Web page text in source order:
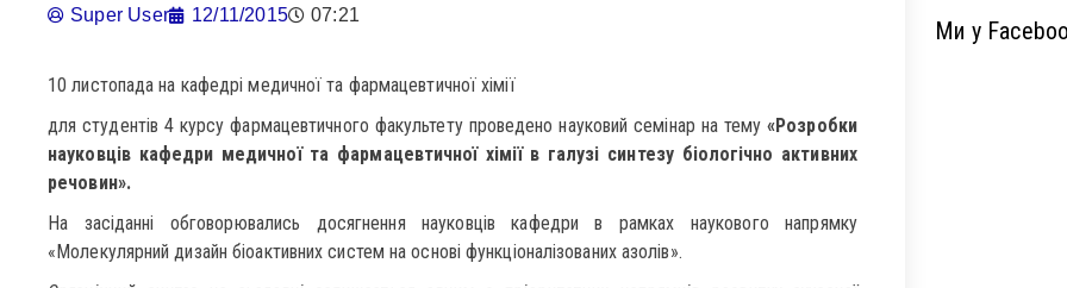
Super User 12/11/2015 07:21
10 листопада на кафедрі медичної та фармацевтичної хімії
для студентів 4 курсу фармацевтичного факультету проведено науковий семінар на тему«Розробки
науковців кафедри медичної та фармацевтичної хімії в галузі синтезу біологічно активних
речовин».
На засіданні обговорювались досягнення науковців кафедри в рамках наукового напрямку
«Молекулярний дизайн біоактивних систем на основі функціоналізованих азолів».
Ми у